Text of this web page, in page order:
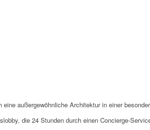
außergewöhnliche Architektur in einer
die 24 Stunden durch einen Concierge-